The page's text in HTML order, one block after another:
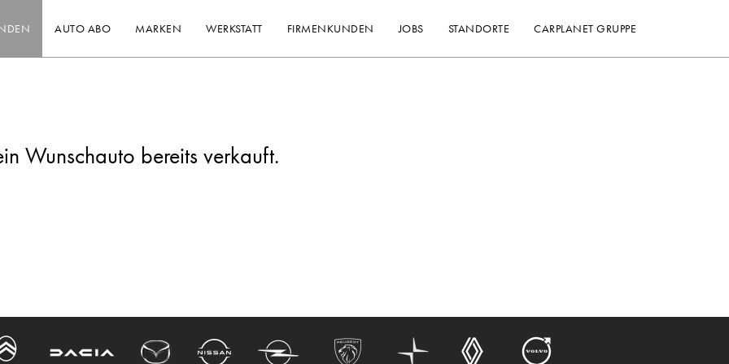
AUTO ABO MARKEN WERKSTATT FIRMENKUNDEN JOBS STANDORTE CARPLANET GRUPPE
Wunschauto bereits verkauft.